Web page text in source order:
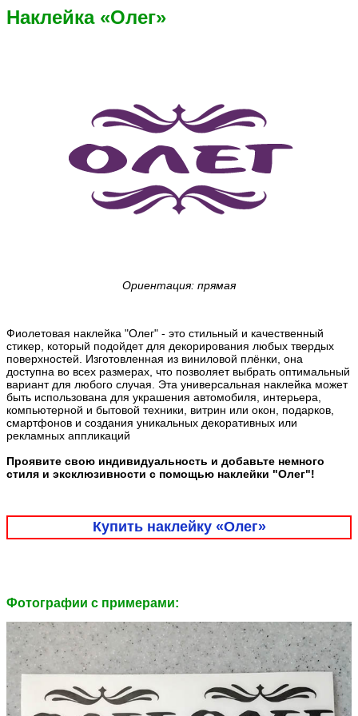
Наклейка «Олег»
Ориентация: прямая
Фиолетовая наклейка "Олег" - это стильный и качественный
стикер, который подойдет для декорирования любых твердых
поверхностей. Изготовленная из виниловой плёнки, она
доступна во всех размерах, что позволяет выбрать оптимальный
вариант для любого случая. Эта универсальная наклейка может
быть использована для украшения автомобиля, интерьера,
компьютерной и бытовой техники, витрин или окон, подарков,
смартфонов и создания уникальных декоративных или
рекламных аппликаций
Проявите свою индивидуальность и добавьте немного
стиля и эксклюзивности с помощью наклейки "Олег"!
Купить наклейку «Олег»
Фотографии c примерами: